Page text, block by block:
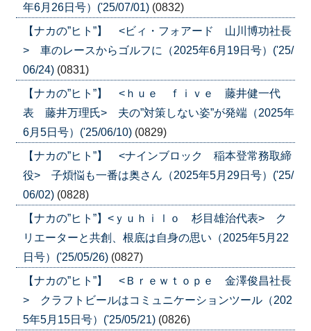
年6月26日号）('25/07/01) (0832)
【ナカの”ヒト”】 <ビィ・フォアード 山川博功社長
> 車のレースからゴルフに（2025年6月19日号）('25/
06/24) (0831)
【ナカの”ヒト”】 <ｈｕｅ ｆｉｖｅ 藤井健一代
表 藤井万理氏> 夫の”対策しない姿”が発端（2025年
6月5日号）('25/06/10) (0829)
【ナカの”ヒト”】 <ナインブロック 稲本登常務取締
役> 子煩悩も一番は奥さん（2025年5月29日号）('25/
06/02) (0828)
【ナカの”ヒト”】<ｙｕｈｉｌｏ 杉目雄治代表> ク
リエーターと共創、根底は自身の思い（2025年5月22
日号）('25/05/26) (0827)
【ナカの”ヒト”】 <Ｂｒｅｗｔｏｐｅ 金澤俊昌社長
> クラフトビールはコミュニケーションツール（202
5年5月15日号）('25/05/21) (0826)